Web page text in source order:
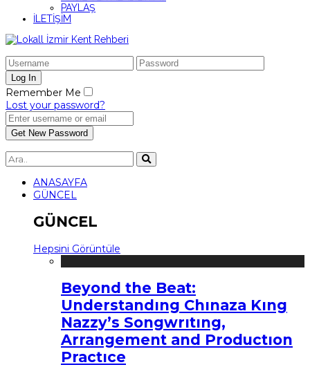
PAYLAŞ
İLETİŞİM
Remember Me
Lost your password?
ANASAYFA
GÜNCEL
GÜNCEL
Hepsini Görüntüle
Beyond the Beat:
Understandıng Chınaza Kıng
Nazzy’s Songwrıtıng,
Arrangement and Productıon
Practıce